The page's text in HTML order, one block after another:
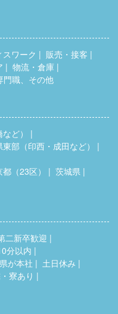
ワーク
販売・接客
物流・倉庫
門職、その他
ど）
部（印西・成田など）
（23区）
茨城県
二新卒歓迎
分以内
が本社
土日休み
寮あり